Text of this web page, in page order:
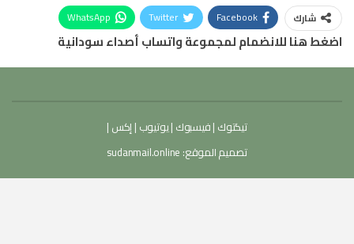
شارك Facebook
Twitter
WhatsApp
اضغط هنا للانضمام لمجموعة واتساب أصداء سودانية
تيكتوك |فيسبوك |يوتيوب | إكس |
تصميم الموقع: sudanmail.online